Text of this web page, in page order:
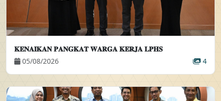
𝐊𝐄𝐍𝐀𝐈𝐊𝐀𝐍 𝐏𝐀𝐍𝐆𝐊𝐀𝐓 𝐖𝐀𝐑𝐆𝐀 𝐊𝐄𝐑𝐉𝐀 𝐋𝐏𝐇𝐒
05/08/2026
4